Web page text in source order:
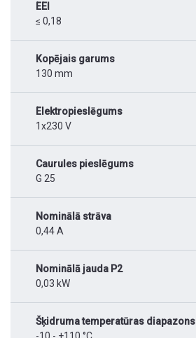
EEI
≤ 0,18
Kopējais garums
130 mm
Elektropieslēgums
1x230 V
Caurules pieslēgums
G 25
Nominālā strāva
0,44 A
Nominālā jauda P2
0,03 kW
Šķidruma temperatūras diapazons